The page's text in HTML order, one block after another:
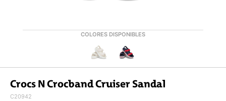
COLORES DISPONIBLES
Crocs N Crocband Cruiser Sandal
C20942